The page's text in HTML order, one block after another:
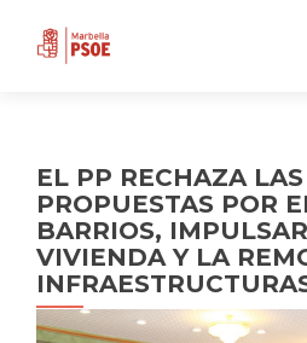
EL PP RECHAZA
PROPUESTAS POR
BARRIOS,
VIVIENDA Y LA